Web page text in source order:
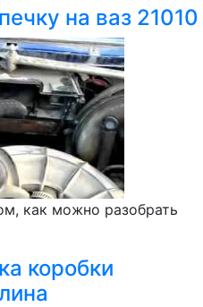
на ваз 21010
как можно разобрать
коробки